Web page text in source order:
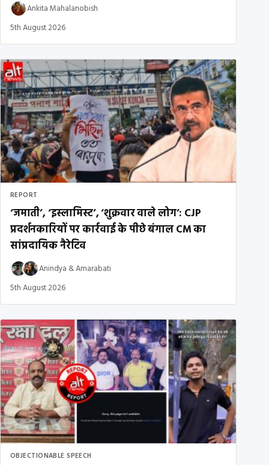
Ankita Mahalanobish
5th August 2026
REPORT
‘जमाती’, ‘इस्लामिस्ट’, ‘शुक्रवार वाले लोग’: CJP
प्रदर्शनकारियों पर कार्रवाई के पीछे बंगाल CM का
सांप्रदायिक नैरेटिव
Anindya &Amarabati
5th August 2026
OBJECTIONABLE SPEECH